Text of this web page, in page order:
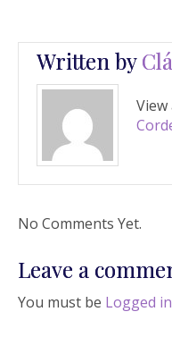
Written by
View
No Comments Yet.
Leave a
You must be Logged in